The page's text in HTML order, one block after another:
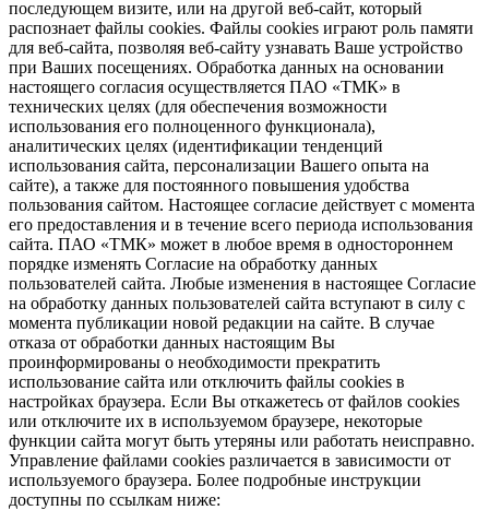
последующем визите, или на другой веб-сайт, который
распознает файлы cookies. Файлы cookies играют роль памяти
для веб-сайта, позволяя веб-сайту узнавать Ваше устройство
при Ваших посещениях. Обработка данных на основании
настоящего согласия осуществляется ПАО «ТМК» в
технических целях (для обеспечения возможности
использования его полноценного функционала),
аналитических целях (идентификации тенденций
использования сайта, персонализации Вашего опыта на
сайте), а также для постоянного повышения удобства
пользования сайтом. Настоящее согласие действует с момента
его предоставления и в течение всего периода использования
сайта. ПАО «ТМК» может в любое время в одностороннем
порядке изменять Согласие на обработку данных
пользователей сайта. Любые изменения в настоящее Согласие
на обработку данных пользователей сайта вступают в силу с
момента публикации новой редакции на сайте. В случае
отказа от обработки данных настоящим Вы
проинформированы о необходимости прекратить
использование сайта или отключить файлы cookies в
настройках браузера. Если Вы откажетесь от файлов cookies
или отключите их в используемом браузере, некоторые
функции сайта могут быть утеряны или работать неисправно.
Управление файлами cookies различается в зависимости от
используемого браузера. Более подробные инструкции
доступны по ссылкам ниже: